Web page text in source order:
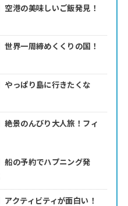
空港の美味しいご飯発見！
世界一周締めくくりの国！
やっぱり島に行きたくな
絶景のんびり大人旅！フィ
船の予約でハプニング発
アクティビティが面白い！